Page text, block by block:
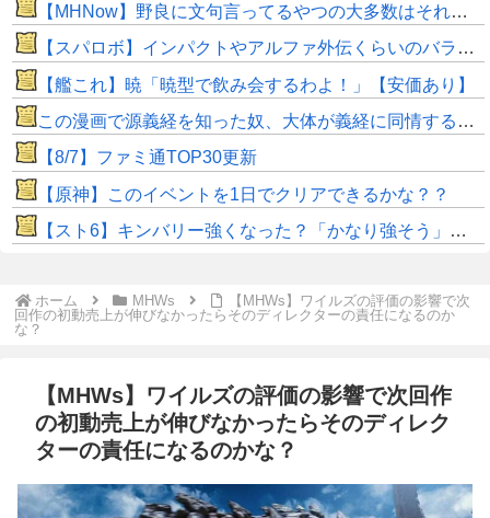
【MHNow】野良に文句言ってるやつの大多数はそれしてないだけの雑魚だから聞く耳持つだけムダよ
【スパロボ】インパクトやアルファ外伝くらいのバランス求む！！ → インパクトも最終的にはコアブースターで雑魚は一撃で倒せてたけどね
【艦これ】暁「暁型で飲み会するわよ！」【安価あり】
この漫画で源義経を知った奴、大体が義経に同情するようになるｗｗｗｗｗｗｗｗ
【8/7】ファミ通TOP30更新
【原神】このイベントを1日でクリアできるかな？？
【スト6】キンバリー強くなった？「かなり強そう」「勝てなくなった」
ホーム MHWs
【MHWs】ワイルズの評価の影響で次
回作の初動売上が伸びなかったらそのディレクターの責任になるのか
な？
【MHWs】ワイルズの評価の影響で次回作
の初動売上が伸びなかったらそのディレク
ターの責任になるのかな？